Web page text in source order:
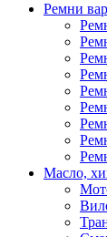
Ремни
Масло,